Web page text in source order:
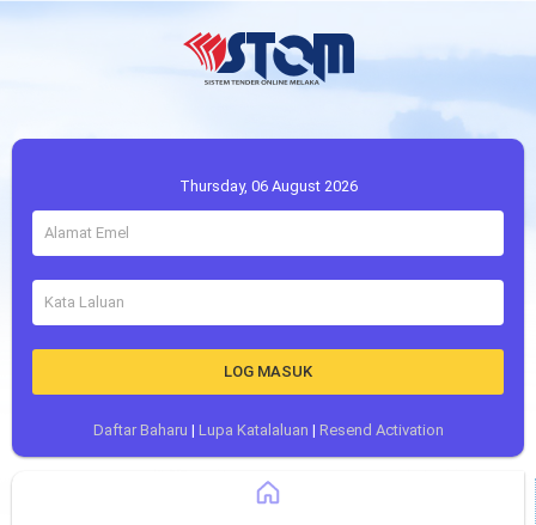
Thursday, 06 August 2026
LOG MASUK
Daftar Baharu | Lupa Katalaluan | Resend Activation